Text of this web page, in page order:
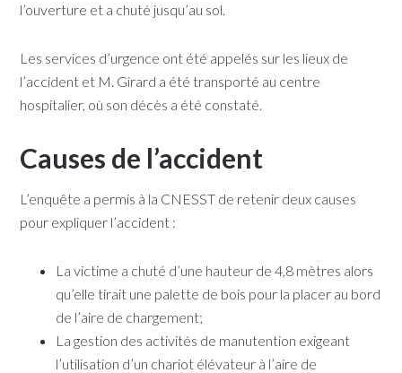
l’ouverture et a chuté jusqu’au sol.
Les services d’urgence ont été appelés sur les lieux de
l’accident et M. Girard a été transporté au centre
hospitalier, où son décès a été constaté.
Causes de l’accident
L’enquête a permis à la CNESST de retenir deux causes
pour expliquer l’accident :
La victime a chuté d’une hauteur de 4,8 mètres alors
qu’elle tirait une palette de bois pour la placer au bord
de l’aire de chargement;
La gestion des activités de manutention exigeant
l’utilisation d’un chariot élévateur à l’aire de